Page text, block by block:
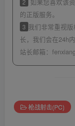
2
如果您喜欢该
的正版服务。
3 我们非常重视
长，我们会在24h
站长邮箱：
枪战射击(PC)